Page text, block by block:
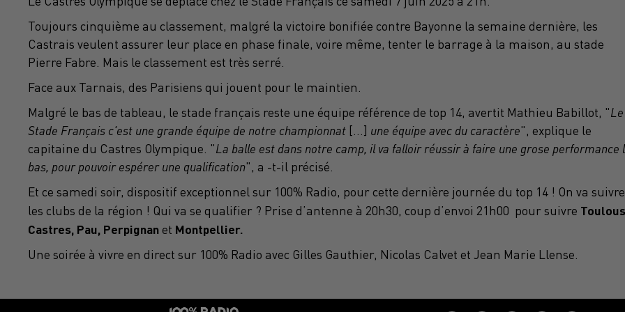
Toujours cinquième au classement, malgré la victoire bonifiée contre Bayonne la semaine dernière, les
Castrais veulent assurer leur place en phase finale, voire même, tenter le barrage à la maison, au stade
Pierre Fabre. Mais le classement est très serré.
Face aux Tarnais, des Parisiens qui jouent pour le maintien.
Malgré le bas de tableau, le stade français reste une équipe référence de top 14, avertit Mathieu Babillot, "Le
Stade Français c'est une grande équipe de notre championnat [...] une équipe avec du caractère", explique le
capitaine du Castres Olympique. "La balle est dans notre camp, il va falloir réussir à faire une grose performance
bas, pour pouvoir espérer une qualification", a -t-il précisé.
Et ce samedi soir, dispositif exceptionnel sur 100% Radio, pour cette dernière journée du top 14 ! On va suivre
les clubs de la région ! Qui va se qualifier ? Prise d’antenne à 20h30, coup d’envoi 21h00 pour suivre
Castres, Pau, Perpignan et Montpellier.
Une soirée à vivre en direct sur 100% Radio avec Gilles Gauthier, Nicolas Calvet et Jean Marie Llense.